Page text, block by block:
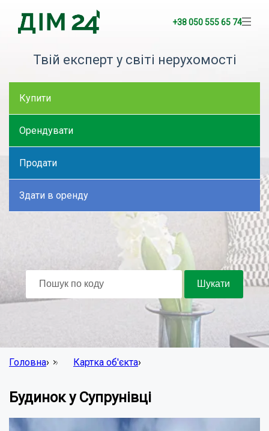
+38 050 555 65 74
Твій експерт у світі нерухомості
Купити
Орендувати
Продати
Здати в оренду
Головна› Картка об'єкта›
Будинок у Супрунівці